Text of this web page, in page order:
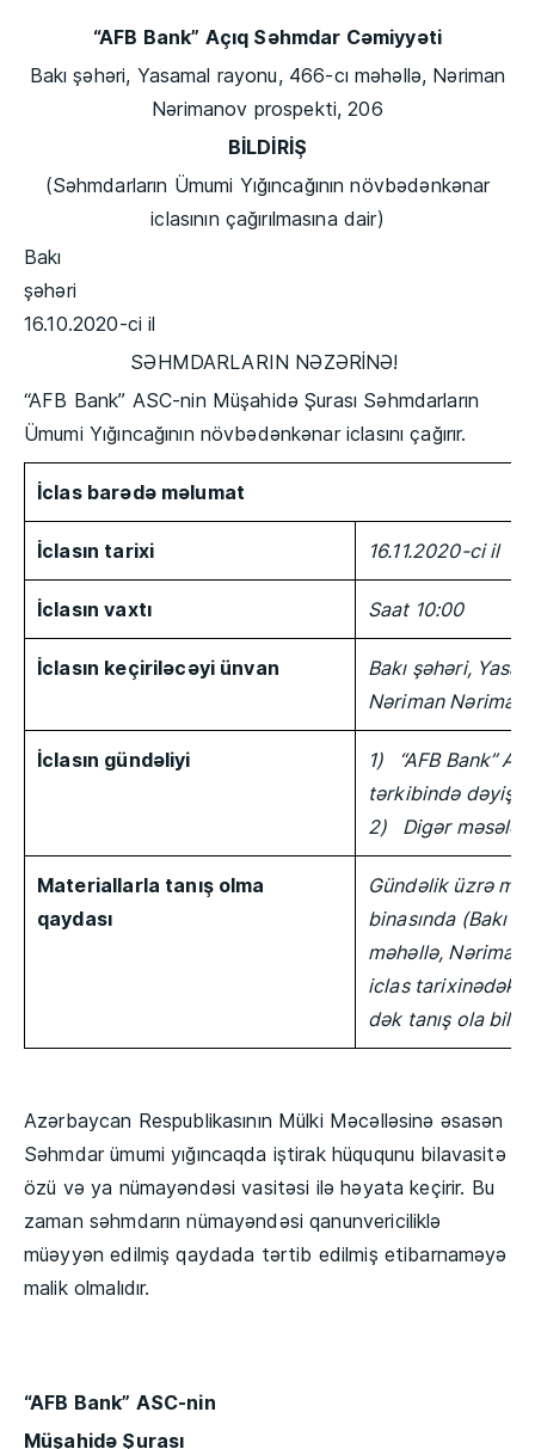
“AFB Bank” Açıq Səhmdar Cəmiyyəti
Bakı şəhəri, Yasamal rayonu, 466-cı məhəllə, Nəriman
Nərimanov prospekti, 206
BİLDİRİŞ
(Səhmdarların Ümumi Yığıncağının növbədənkənar
iclasının çağırılmasına dair)
Bakı
16.10.2020-ci il
SƏHMDARLARIN NƏZƏRİNƏ!
“AFB Bank” ASC-nin Müşahidə Şurası Səhmdarların
Ümumi Yığıncağının növbədənkənar iclasını çağırır.
İclas barədə məlumat
İclasın tarixi 16.11.2020-ci il
İclasın vaxtı Saat 10:00
İclasın keçiriləcəyi ünvan
Bakı şəhəri,
Nəriman
İclasın gündəliyi 1)
“AFB Bank”
tərkibində
2) Digər
Materiallarla tanış olma
qaydası
Gündəlik üzrə
binasında (Bakı
məhəllə,
iclas tarixinədək
dək tanış ola
Azərbaycan Respublikasının Mülki Məcəlləsinə əsasən
Səhmdar ümumi yığıncaqda iştirak hüququnu bilavasitə
özü və ya nümayəndəsi vasitəsi ilə həyata keçirir. Bu
zaman səhmdarın nümayəndəsi qanunvericiliklə
müəyyən edilmiş qaydada tərtib edilmiş etibarnaməyə
malik olmalıdır.
“AFB Bank” ASC-nin
Müşahidə Şurası